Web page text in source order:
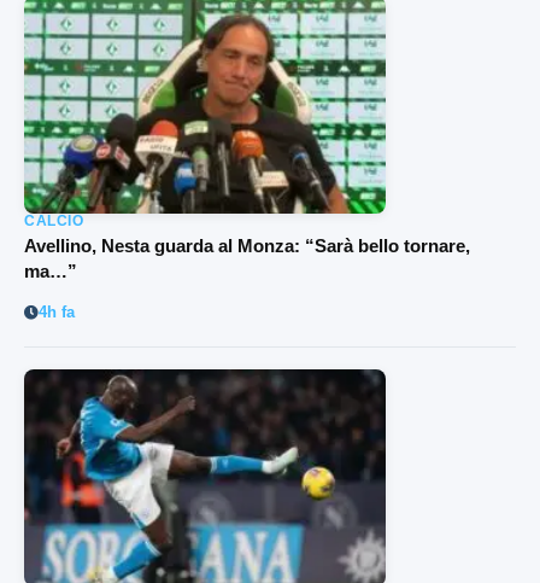
CALCIO
Avellino, Nesta guarda al Monza: “Sarà bello tornare,
ma…”
4h fa